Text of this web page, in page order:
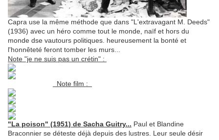
Capra use la même méthode que dans "L'extravagant M. Deeds"
(1936) avec un héro comme tout le monde, naïf et hors du
monde dse vautours politiques. heureusement la bonté et
l'honnêteté feront tomber les murs...
Note "je ne suis pas un crétin" :
Note film :
"La poison" (1951) de Sacha Guitry... Paul et Blandine
Braconnier se déteste déjà depuis des lustres. Leur seule désir